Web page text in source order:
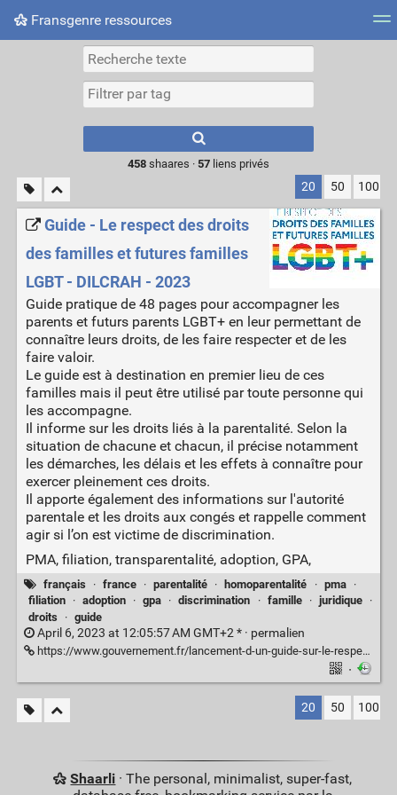
Fransgenre ressources
Most searched tags Connexion
results.
458shaares · 57liens privés
20 50 100
Guide - Le respect des droits
des familles et futures familles
LGBT - DILCRAH - 2023
Guide pratique de 48 pages pour accompagner les
parents et futurs parents LGBT+ en leur permettant de
connaître leurs droits, de les faire respecter et de les
faire valoir.
Le guide est à destination en premier lieu de ces
familles mais il peut être utilisé par toute personne qui
les accompagne.
Il informe sur les droits liés à la parentalité. Selon la
situation de chacune et chacun, il précise notamment
les démarches, les délais et les effets à connaître pour
exercer pleinement ces droits.
Il apporte également des informations sur l'autorité
parentale et les droits aux congés et rappelle comment
agir si l’on est victime de discrimination.
PMA, filiation, transparentalité, adoption, GPA,
français · france · parentalité · homoparentalité · pma
·
filiation
· adoption · gpa · discrimination · famille · juridique
·
droits
· guide
April 6, 2023 at 12:05:57 AM GMT+2 * · permalien
https://www.gouvernement.fr/lancement-d-un-guide-sur-le-respect-des-droits-des-familles-et-futures-familles-lgbt
·
20 50 100
Shaarli · The personal, minimalist, super-fast,